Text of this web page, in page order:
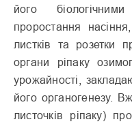
його
проростан­ня
листків та розетки
органи ріпаку
урожайності,
його органогенезу.
листочків ріпаку)